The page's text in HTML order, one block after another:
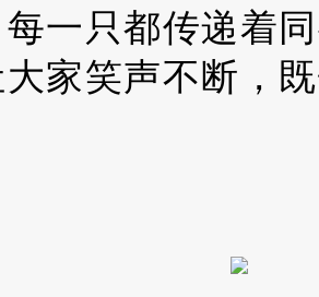
一只都传递着
家笑声不断，